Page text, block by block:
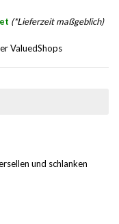
(*Lieferzeit maßgeblich)
ValuedShops
und schlanken